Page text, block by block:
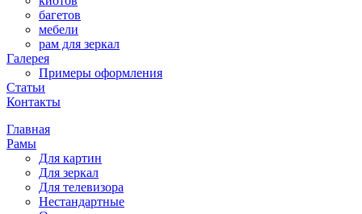
багетов
мебели
рам для зеркал
Галерея
Примеры оформления
Статьи
Контакты
Главная
Рамы
Для картин
Для зеркал
Для телевизора
Нестандартные